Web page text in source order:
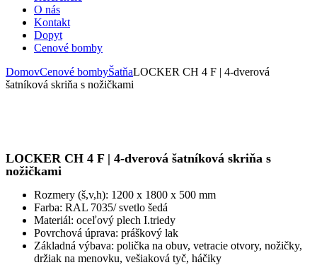
O nás
Kontakt
Dopyt
Cenové bomby
DomovCenové bombyŠatňaLOCKER CH 4 F | 4-dverová
šatníková skriňa s nožičkami
LOCKER CH 4 F | 4-dverová šatníková skriňa s
nožičkami
Rozmery (š,v,h): 1200 x 1800 x 500 mm
Farba: RAL 7035/ svetlo šedá
Materiál: oceľový plech I.triedy
Povrchová úprava: práškový lak
Základná výbava: polička na obuv, vetracie otvory, nožičky,
držiak na menovku, vešiaková tyč, háčiky